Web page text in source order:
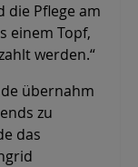
die Pflege am
einem Topf,
werden.“
übernahm
zu
das